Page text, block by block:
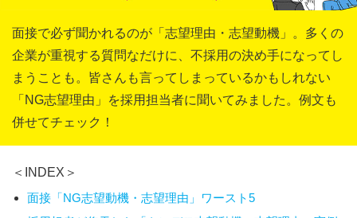
面接で必ず聞かれるのが「志望理由・志望動機」。多くの
企業が重視する質問なだけに、不採用の決め手になってし
まうことも。皆さんも言ってしまっているかもしれない
「NG志望理由」を採用担当者に聞いてみました。例文も
併せてチェック！
＜INDEX＞
面接「NG志望動機・志望理由」ワースト5